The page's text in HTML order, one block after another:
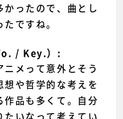
かったので、曲とし
ですね。
/ Key.）:
メって意外とそう
想や哲学的な考えを
作品も多くて。自分
たいなって考えてい